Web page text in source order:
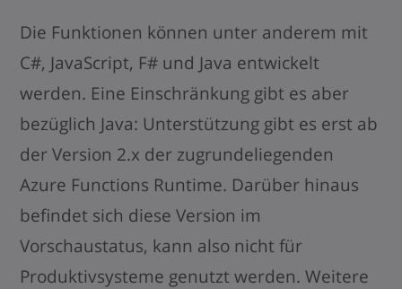
Die Funktionen können unter anderem mit
C#, JavaScript, F# und Java entwickelt
werden. Eine Einschränkung gibt es aber
bezüglich Java: Unterstützung gibt es erst ab
der Version 2.x der zugrundeliegenden
Azure Functions Runtime. Darüber hinaus
befindet sich diese Version im
Vorschaustatus, kann also nicht für
Produktivsysteme genutzt werden. Weitere